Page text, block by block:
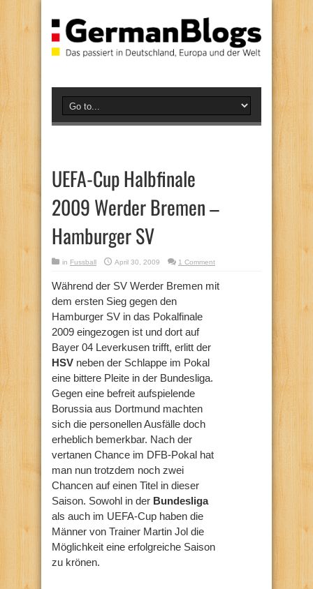
UEFA-Cup Halbfinale
2009 Werder Bremen –
Hamburger SV
in Fussball April 30, 2009 1 Comment
Während der SV Werder Bremen mit
dem ersten Sieg gegen den
Hamburger SV in das Pokalfinale
2009 eingezogen ist und dort auf
Bayer 04 Leverkusen trifft, erlitt der
HSV neben der Schlappe im Pokal
eine bittere Pleite in der Bundesliga.
Gegen eine befreit aufspielende
Borussia aus Dortmund machten
sich die personellen Ausfälle doch
erheblich bemerkbar. Nach der
vertanen Chance im DFB-Pokal hat
man nun trotzdem noch zwei
Chancen auf einen Titel in dieser
Saison. Sowohl in der Bundesliga
als auch im UEFA-Cup haben die
Männer von Trainer Martin Jol die
Möglichkeit eine erfolgreiche Saison
zu krönen.